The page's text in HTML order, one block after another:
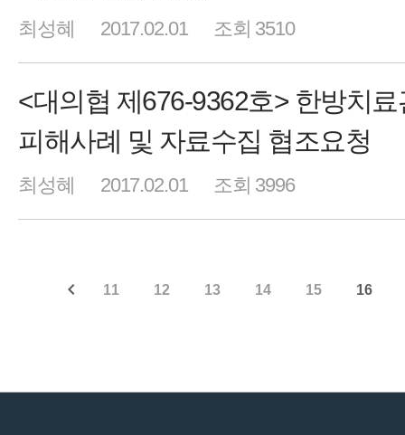
최성혜 2017.02.01 조회 3510
<대의협 제676-9362호> 한방치료
피해사례 및 자료수집 협조요청
최성혜 2017.02.01 조회 3996
11 12 13 14 15 16